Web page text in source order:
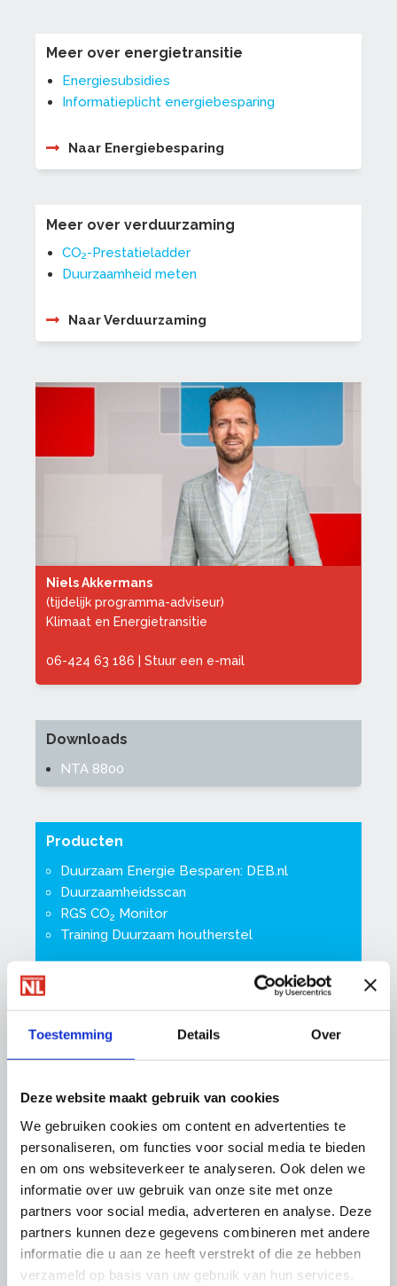
Toestemming Details Over
Deze website maakt gebruik van cookies
We gebruiken cookies om content en advertenties te
personaliseren, om functies voor social media te bieden
en om ons websiteverkeer te analyseren. Ook delen we
informatie over uw gebruik van onze site met onze
partners voor social media, adverteren en analyse. Deze
partners kunnen deze gegevens combineren met andere
informatie die u aan ze heeft verstrekt of die ze hebben
verzameld op basis van uw gebruik van hun services.
Meer over energietransitie
Energiesubsidies
Informatieplicht energiebesparing
Naar Energiebesparing
Meer over verduurzaming
CO2-Prestatieladder
Duurzaamheid meten
Naar Verduurzaming
Niels Akkermans
(tijdelijk programma-adviseur)
Klimaat en Energietransitie
06-424 63 186 | Stuur een e-mail
Downloads
NTA 8800
Producten
Duurzaam Energie Besparen: DEB.nl
Duurzaamheidsscan
RGS CO2 Monitor
Training Duurzaam houtherstel
NTA 8800: de nieuwe bepaling
energieprestatie gebouwen
Links
Energiesubsidiewijzer.nl
Subsidie- en financieringswijzer
Vvebelang.nl/energieloket